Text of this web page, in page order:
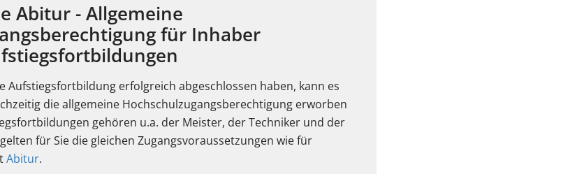
Abitur - Allgemeine
für Inhaber
Aufstiegsfortbildung erfolgreich abgeschlossen haben, kann es
die allgemeine Hochschulzugangsberechtigung erworben
gehören u.a. der Meister, der Techniker und der
für Sie die gleichen Zugangsvoraussetzungen wie für
Abitur.